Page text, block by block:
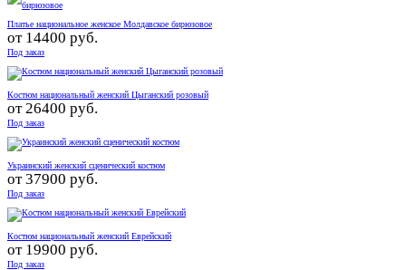
Платье национальное женское Молдавское бирюзовое
от 14400 руб.
Под заказ
Костюм национальный женский Цыганский розовый
от26400 руб.
Под заказ
Украинский женский сценический костюм
от37900 руб.
Под заказ
Костюм национальный женский Еврейский
от 19900 руб.
Под заказ